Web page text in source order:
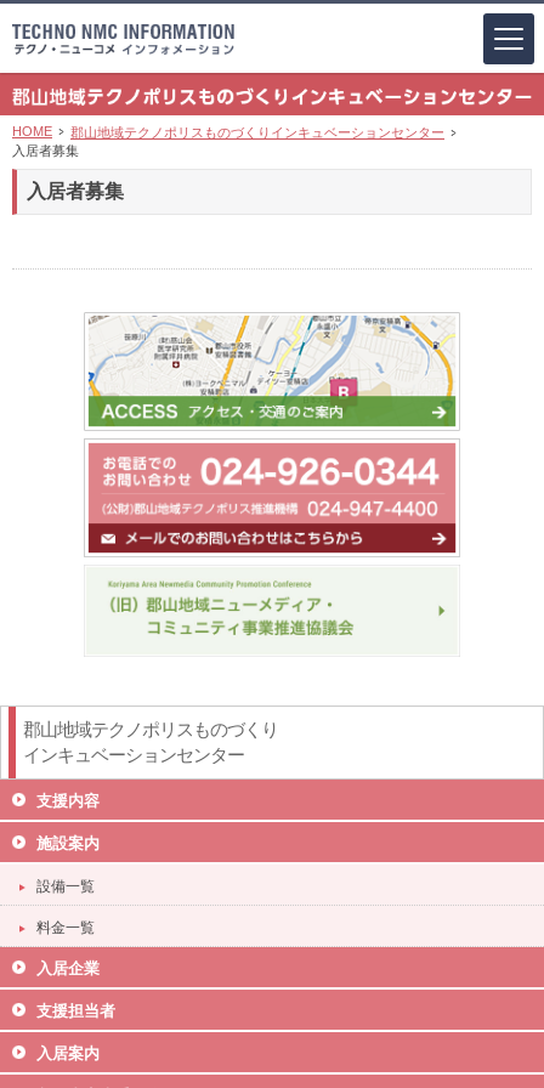
HOME
郡山地域テクノポリスものづくりインキュベーションセンター
入居者募集
入居者募集
郡山地域テクノポリスものづくり
インキュベーションセンター
支援内容
施設案内
設備一覧
料金一覧
入居企業
支援担当者
入居案内